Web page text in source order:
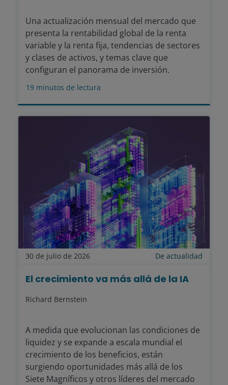
Una actualización mensual del mercado que
presenta la rentabilidad global de la renta
variable y la renta fija, tendencias de sectores
y clases de activos, y temas clave que
configuran el panorama de inversión.
19 minutos de lectura
30 de julio de 2026 De actualidad
El crecimiento va más allá de la IA
Richard Bernstein
A medida que evolucionan las condiciones de
liquidez y se expande a escala mundial el
crecimiento de los beneficios, están
surgiendo oportunidades más allá de los
Siete Magníficos y otros líderes del mercado